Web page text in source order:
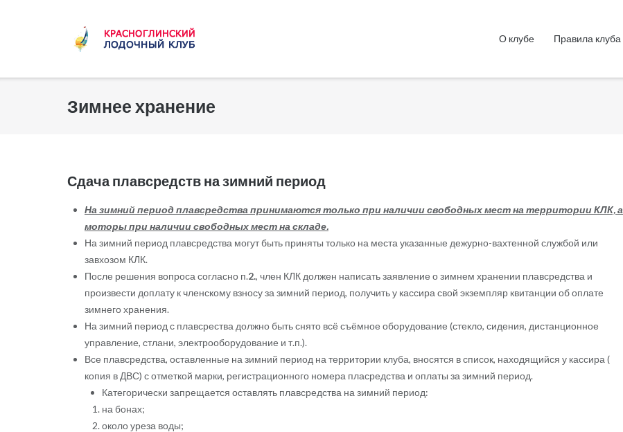
О клубе Правила клуба
Зимнее хранение
Сдача плавсредств на зимний период
На зимний период плавсредства принимаются только при наличии свободных мест на территории КЛК, а
моторы при наличии свободных мест на складе.
На зимний период плавсредства могут быть приняты только на места указанные дежурно-вахтенной службой или
завхозом КЛК.
После решения вопроса согласно п.2., член КЛК должен написать заявление о зимнем хранении плавсредства и
произвести доплату к членскому взносу за зимний период, получить у кассира свой экземпляр квитанции об оплате
зимнего хранения.
На зимний период с плавсрества должно быть снято всё съёмное оборудование (стекло, сидения, дистанционное
управление, стлани, электрооборудование и т.п.).
Все плавсредства, оставленные на зимний период на территории клуба, вносятся в список, находящийся у кассира (
копия в ДВС) с отметкой марки, регистрационного номера пласредства и оплаты за зимний период.
Категорически запрещается оставлять плавсредства на зимний период:
на бонах;
около уреза воды;